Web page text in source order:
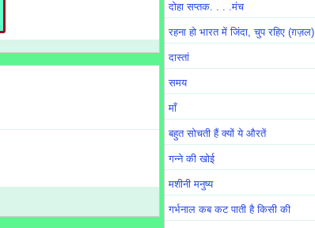
दोहा सप्तक. . . .मंच
रहना हो भारत में जिंदा, चुप रहिए (ग़ज़ल)
दास्तां
समय
माँ
बहुत सोचती हैं क्यों ये औरतें
गन्ने की खोई
मशीनी मनुष्य
गर्भनाल कब कट पाती है किसी की